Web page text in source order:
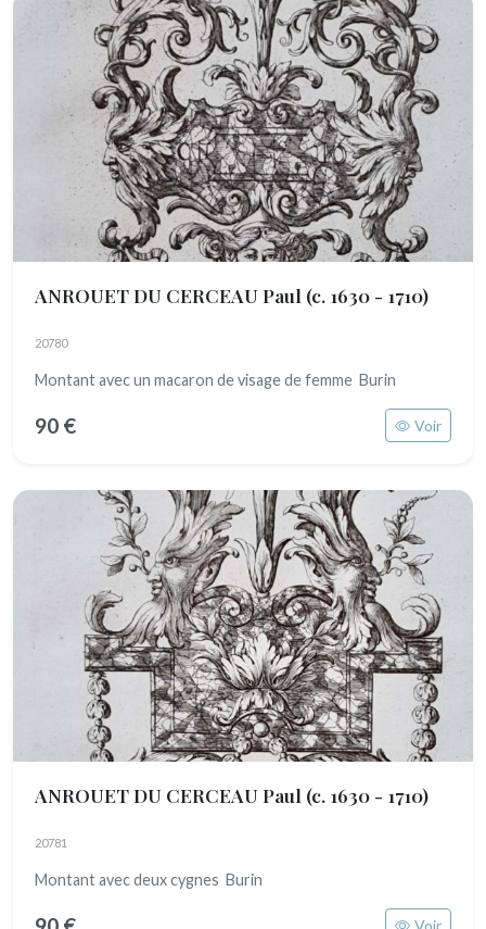
ANROUET DU CERCEAU Paul (c. 1630 - 1710)
20780
Montant avec un macaron de visage de femme Burin
90 € Voir
ANROUET DU CERCEAU Paul (c. 1630 - 1710)
20781
Montant avec deux cygnes Burin
Voir